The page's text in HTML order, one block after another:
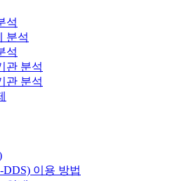
석
분석
석
관 분석
관 분석
이용 방법